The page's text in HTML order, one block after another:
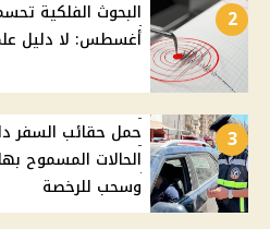
2
أغسطس: لا دليل
3
حمل حقائب السفر
الحالات المسموح
وسحب للرخصة